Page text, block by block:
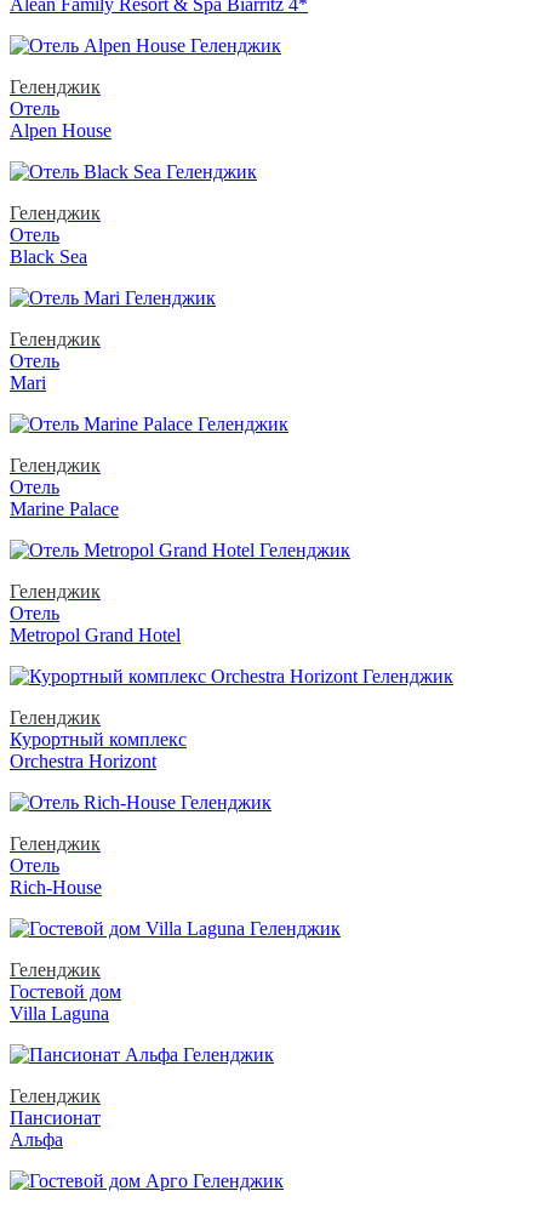
Alean Family Resort & Spa Biarritz 4*
Геленджик
Отель
Alpen House
Геленджик
Отель
Black Sea
Геленджик
Отель
Mari
Геленджик
Отель
Marine Palace
Геленджик
Отель
Metropol Grand Hotel
Геленджик
Курортный комплекс
Orchestra Horizont
Геленджик
Отель
Rich-House
Геленджик
Гостевой дом
Villa Laguna
Геленджик
Пансионат
Альфа